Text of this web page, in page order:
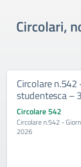
Circolari,
Circolare
studentesca –
Circolare 542
Circolare n.542 -
2026